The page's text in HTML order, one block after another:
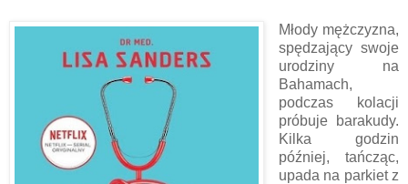
Młody mężczyzna,
spędzający swoje
urodziny na
Bahamach,
podczas kolacji
próbuje barakudy.
Kilka godzin
później, tańcząc,
upada na parkiet z